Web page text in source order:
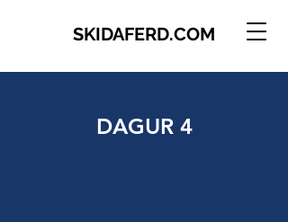
SKIDAFERD.COM
DAGUR 4